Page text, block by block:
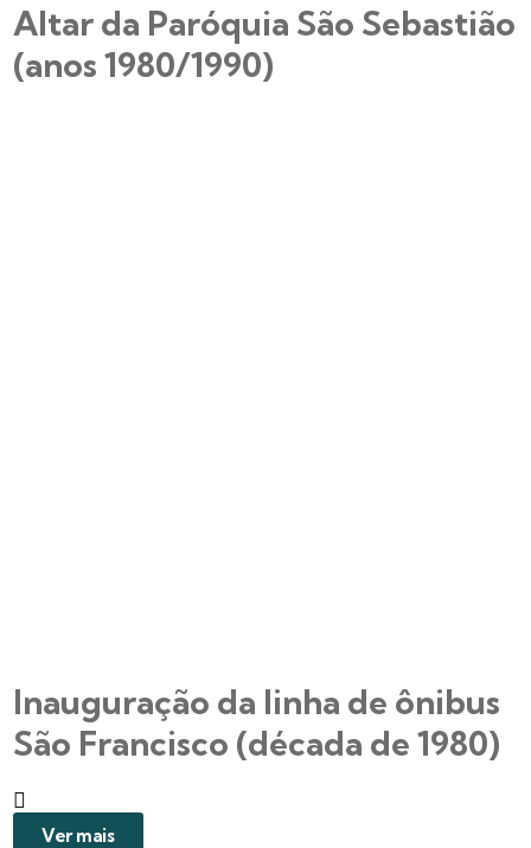
Altar da Paróquia São Sebastião
(anos 1980/1990)
Inauguração da linha de ônibus
São Francisco (década de 1980)
Ver mais